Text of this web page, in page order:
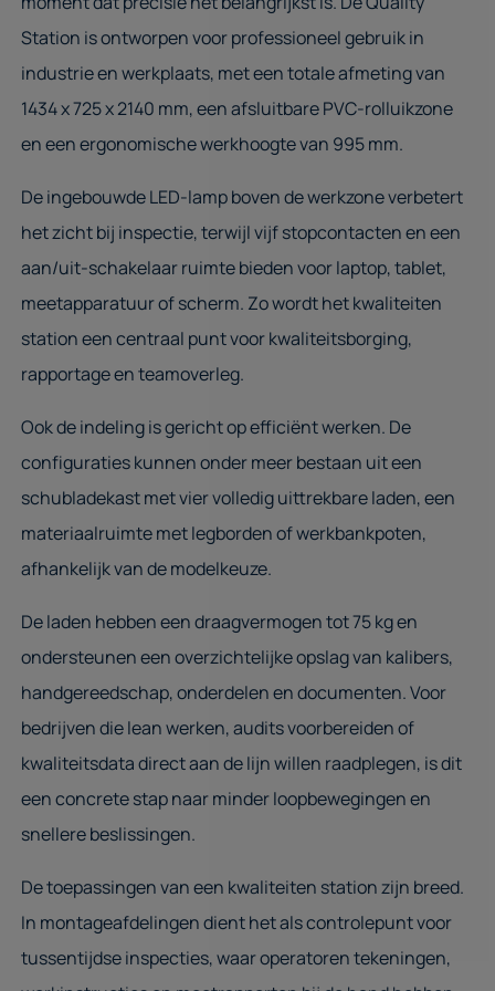
Station is ontworpen voor professioneel gebruik in
industrie en werkplaats, met een totale afmeting van
1434 x 725 x 2140 mm, een afsluitbare PVC-rolluikzone
en een ergonomische werkhoogte van 995 mm.
De ingebouwde LED-lamp boven de werkzone verbetert
het zicht bij inspectie, terwijl vijf stopcontacten en een
aan/uit-schakelaar ruimte bieden voor laptop, tablet,
meetapparatuur of scherm. Zo wordt het kwaliteiten
station een centraal punt voor kwaliteitsborging,
rapportage en teamoverleg.
Ook de indeling is gericht op efficiënt werken. De
configuraties kunnen onder meer bestaan uit een
schubladekast met vier volledig uittrekbare laden, een
materiaalruimte met legborden of werkbankpoten,
afhankelijk van de modelkeuze.
De laden hebben een draagvermogen tot 75 kg en
ondersteunen een overzichtelijke opslag van kalibers,
handgereedschap, onderdelen en documenten. Voor
bedrijven die lean werken, audits voorbereiden of
kwaliteitsdata direct aan de lijn willen raadplegen, is dit
een concrete stap naar minder loopbewegingen en
snellere beslissingen.
De toepassingen van een kwaliteiten station zijn breed.
In montageafdelingen dient het als controlepunt voor
tussentijdse inspecties, waar operatoren tekeningen,